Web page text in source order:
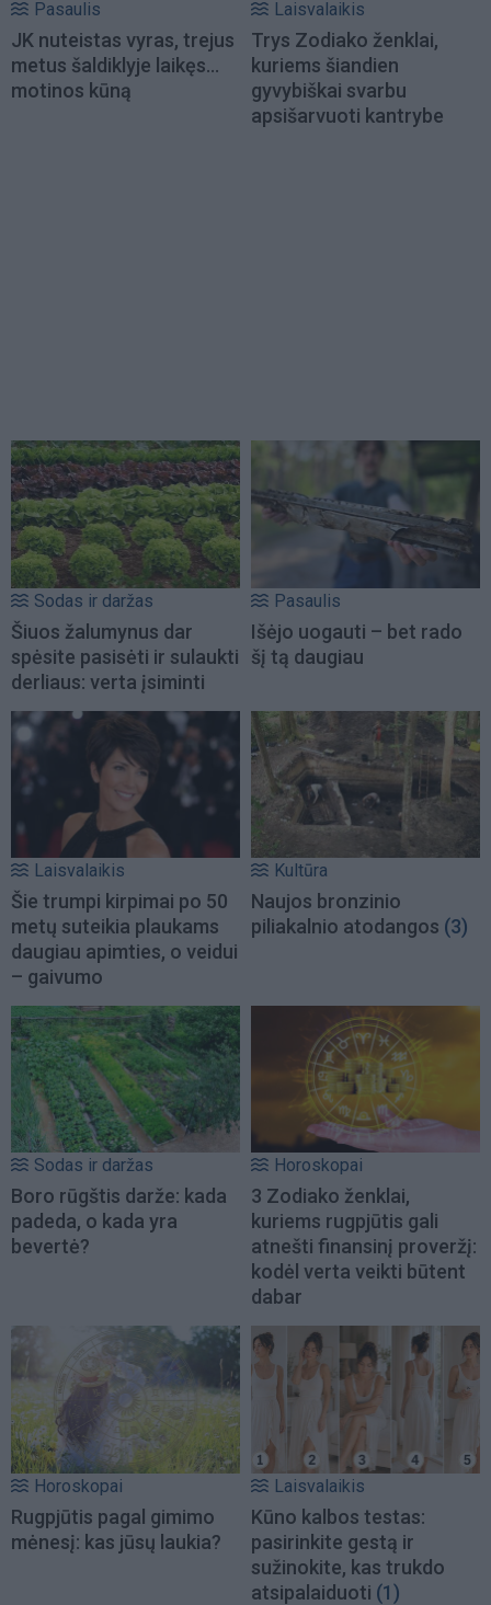
Pasaulis
JK nuteistas vyras, trejus
metus šaldiklyje laikęs...
motinos kūną
Laisvalaikis
Trys Zodiako ženklai,
kuriems šiandien
gyvybiškai svarbu
apsišarvuoti kantrybe
Sodas ir daržas
Šiuos žalumynus dar
spėsite pasisėti ir sulaukti
derliaus: verta įsiminti
Pasaulis
Išėjo uogauti – bet rado
šį tą daugiau
Laisvalaikis
Šie trumpi kirpimai po 50
metų suteikia plaukams
daugiau apimties, o veidui
– gaivumo
Kultūra
Naujos bronzinio
piliakalnio atodangos (3)
Sodas ir daržas
Boro rūgštis darže: kada
padeda, o kada yra
bevertė?
Horoskopai
3 Zodiako ženklai,
kuriems rugpjūtis gali
atnešti finansinį proveržį:
kodėl verta veikti būtent
dabar
Horoskopai
Rugpjūtis pagal gimimo
mėnesį: kas jūsų laukia?
Laisvalaikis
Kūno kalbos testas:
pasirinkite gestą ir
sužinokite, kas trukdo
atsipalaiduoti (1)